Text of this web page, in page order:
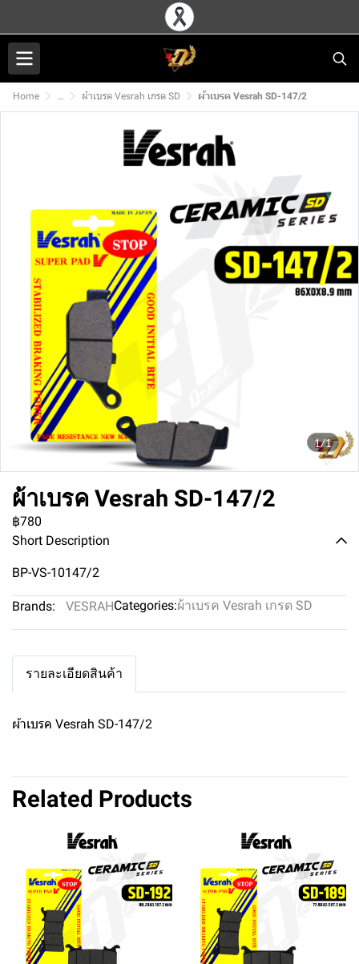
Home ... ผ้าเบรค Vesrah เกรด SD ผ้าเบรค Vesrah SD-147/2
1/1
ผ้าเบรค Vesrah SD-147/2
฿780
Short Description
BP-VS-10147/2
Brands: VESRAHCategories:ผ้าเบรค Vesrah เกรด SD
รายละเอียดสินค้า
ผ้าเบรค Vesrah SD-147/2
Related Products